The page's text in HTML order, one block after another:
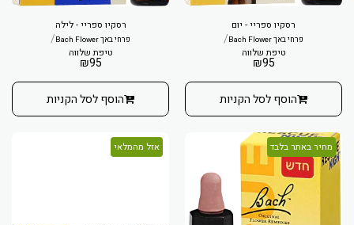
רסקיו ספריי - יום
פרחי באך Bach Flower /
טיפת שלווה
₪95
הוסף לסל הקניות
רסקיו ספריי - לילה
פרחי באך Bach Flower /
טיפת שלווה
₪95
הוסף לסל הקניות
מחיר באתר בלבד אזל מהמלאי